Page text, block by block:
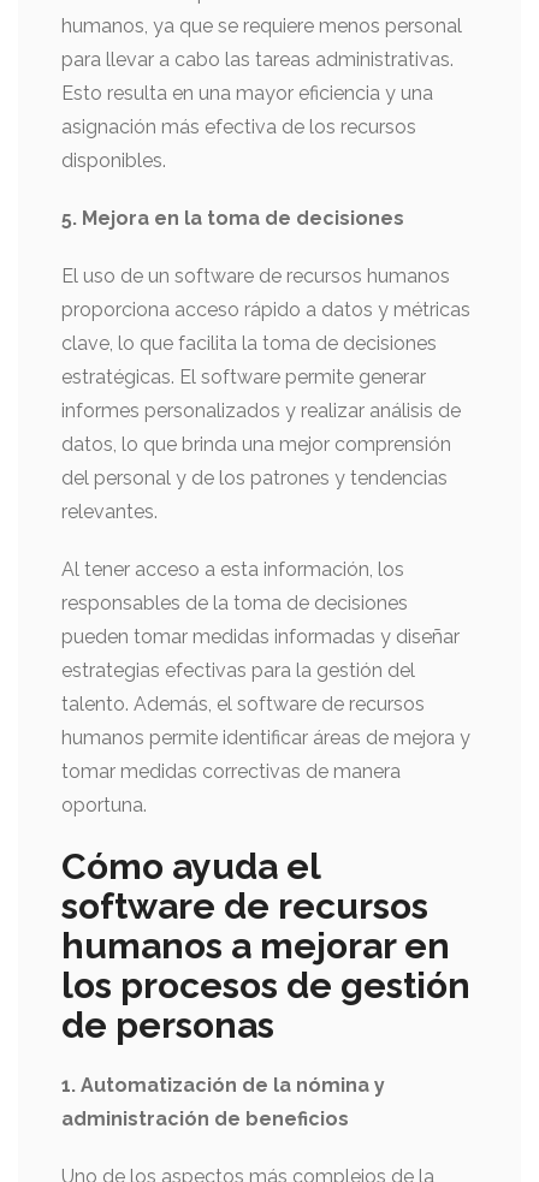
humanos, ya que se requiere menos personal
para llevar a cabo las tareas administrativas.
Esto resulta en una mayor eficiencia y una
asignación más efectiva de los recursos
disponibles.
5. Mejora en la toma de decisiones
El uso de un software de recursos humanos
proporciona acceso rápido a datos y métricas
clave, lo que facilita la toma de decisiones
estratégicas. El software permite generar
informes personalizados y realizar análisis de
datos, lo que brinda una mejor comprensión
del personal y de los patrones y tendencias
relevantes.
Al tener acceso a esta información, los
responsables de la toma de decisiones
pueden tomar medidas informadas y diseñar
estrategias efectivas para la gestión del
talento. Además, el software de recursos
humanos permite identificar áreas de mejora y
tomar medidas correctivas de manera
oportuna.
Cómo ayuda el
software de recursos
humanos a mejorar en
los procesos de gestión
de personas
1. Automatización de la nómina y
administración de beneficios
Uno de los aspectos más complejos de la